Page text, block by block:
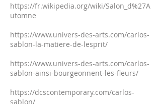
https://fr.wikipedia.org/wiki/Salon_d%27A
utomne
https://www.univers-des-arts.com/carlos-
sablon-la-matiere-de-lesprit/
https://www.univers-des-arts.com/carlos-
sablon-ainsi-bourgeonnent-les-fleurs/
https://dcscontemporary.com/carlos-
sablon/